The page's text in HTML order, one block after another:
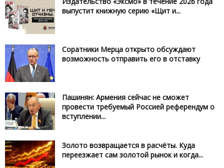
выпустит книжную серию «Щит и...
Соратники Мерца открыто обсуждают
возможность отправить его в отставку
Пашинян: Армения сейчас не сможет
провести требуемый Россией референдум о
вступлении...
Золото возвращается в расчёты. Куда
переезжает сам золотой рынок и когда...